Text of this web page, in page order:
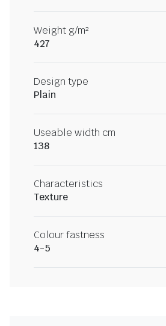
Weight g/m²
427
Design type
Plain
Useable width cm
138
Characteristics
Texture
Colour fastness
4-5